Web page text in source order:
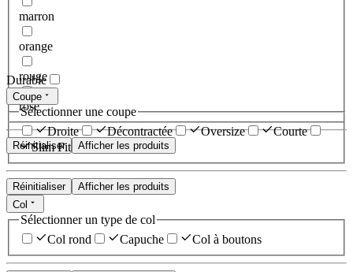
marron
orange
rouge
rose
Réinitialiser Afficher les produits
Durable
Coupe
Sélectionner une coupe
Droite
Décontractée Oversize
Courte
Slim Fit
Réinitialiser
Afficher les produits
Col
Sélectionner un type de col
Col rond
Capuche Col à boutons